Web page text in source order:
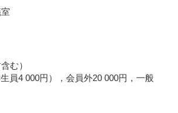
含む）
員4 000円），会員外20 000円，一般